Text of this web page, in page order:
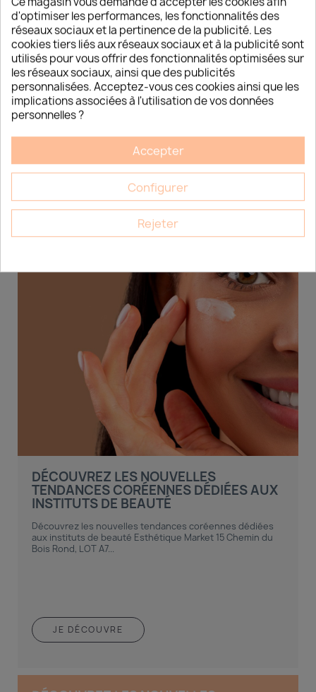
JE DÉCOUVRE
L’ACTUALITÉ/BEAUTÉ
DÉCOUVREZ LES NOUVELLES
TENDANCES CORÉENNES DÉDIÉES AUX
INSTITUTS DE BEAUTÉ
Découvrez les nouvelles tendances coréennes dédiées
aux instituts de beauté Esthétique Market 15 Chemin du
Bois Rond, LOT A7...
JE DÉCOUVRE
d'optimiser les performances, les fonctionnalités des
réseaux sociaux et la pertinence de la publicité. Les
cookies tiers liés aux réseaux sociaux et à la publicité sont
utilisés pour vous offrir des fonctionnalités optimisées sur
les réseaux sociaux, ainsi que des publicités
personnalisées. Acceptez-vous ces cookies ainsi que les
implications associées à l'utilisation de vos données
personnelles ?
Accepter
Configurer
Rejeter